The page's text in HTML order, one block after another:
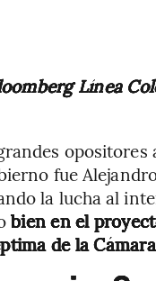
Línea
opositores
fue
la lucha al
bien en el
de la